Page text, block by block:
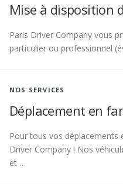
Mise à disposition
Paris Driver Company vous
particulier ou professionnel
NOS SERVICES
Déplacement en
Pour tous vos déplacements
Driver Company ! Nos
et …